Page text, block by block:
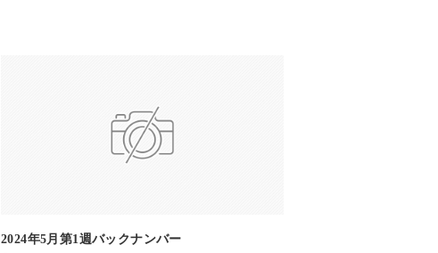
2024年5月第1週バックナンバー